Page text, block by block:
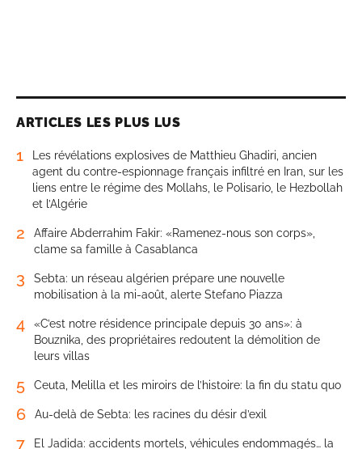
ARTICLES LES PLUS LUS
1
Les révélations explosives de Matthieu Ghadiri, ancien
agent du contre-espionnage français infiltré en Iran, sur les
liens entre le régime des Mollahs, le Polisario, le Hezbollah
et l’Algérie
2
Affaire Abderrahim Fakir: «Ramenez-nous son corps»,
clame sa famille à Casablanca
3
Sebta: un réseau algérien prépare une nouvelle
mobilisation à la mi-août, alerte Stefano Piazza
4
«C’est notre résidence principale depuis 30 ans»: à
Bouznika, des propriétaires redoutent la démolition de
leurs villas
5 Ceuta, Melilla et les miroirs de l’histoire: la fin du statu quo
6 Au-delà de Sebta: les racines du désir d’exil
7
El Jadida: accidents mortels, véhicules endommagés… la